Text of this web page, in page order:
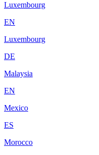
Luxembourg
EN
Luxembourg
DE
Malaysia
EN
Mexico
ES
Morocco